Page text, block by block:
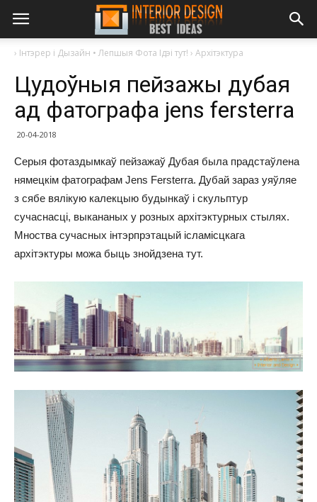
› Інтэрер і Дызайн • Лепшыя Фота Ідэі тут! › Архітэктура
Цудоўныя пейзажы дубая
ад фатографа jens fersterra
20-04-2018
Серыя фотаздымкаў пейзажаў Дубая была прадстаўлена
нямецкім фатографам Jens Fersterra. Дубай зараз уяўляе
з сябе вялікую калекцыю будынкаў і скульптур
сучаснасці, выкананых у розных архітэктурных стылях.
Мноства сучасных інтэрпрэтацый ісламісцкага
архітэктуры можа быць знойдзена тут.